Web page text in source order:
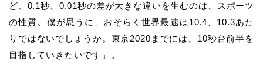
ど、0.1秒、0.01秒の差が大きな違いを生むのは、スポーツ
の性質。僕が思うに、おそらく世界最速は10.4、10.3あた
りではないでしょうか。東京2020までには、10秒台前半を
目指していきたいです」。